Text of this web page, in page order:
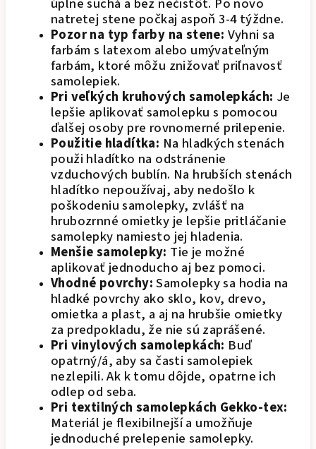
natretej stene počkaj aspoň 3-4 týždne.
Pozor na typ farby na stene: Vyhni sa
farbám s latexom alebo umývateľným
farbám, ktoré môžu znižovať priľnavosť
samolepiek.
Pri veľkých kruhových samolepkách: Je
lepšie aplikovať samolepku s pomocou
ďalšej osoby pre rovnomerné prilepenie.
Použitie hladítka: Na hladkých stenách
použi hladítko na odstránenie
vzduchových bublín. Na hrubších stenách
hladítko nepoužívaj, aby nedošlo k
poškodeniu samolepky, zvlášť na
hrubozrnné omietky je lepšie pritláčanie
samolepky namiesto jej hladenia.
Menšie samolepky: Tie je možné
aplikovať jednoducho aj bez pomoci.
Vhodné povrchy:Samolepky sa hodia na
hladké povrchy ako sklo, kov, drevo,
omietka a plast, a aj na hrubšie omietky
za predpokladu, že nie sú zaprášené.
Pri vinylových samolepkách: Buď
opatrný/á, aby sa časti samolepiek
nezlepili. Ak k tomu dôjde, opatrne ich
odlep od seba.
Pri textilných samolepkách Gekko-tex:
Materiál je flexibilnejší a umožňuje
jednoduché prelepenie samolepky.